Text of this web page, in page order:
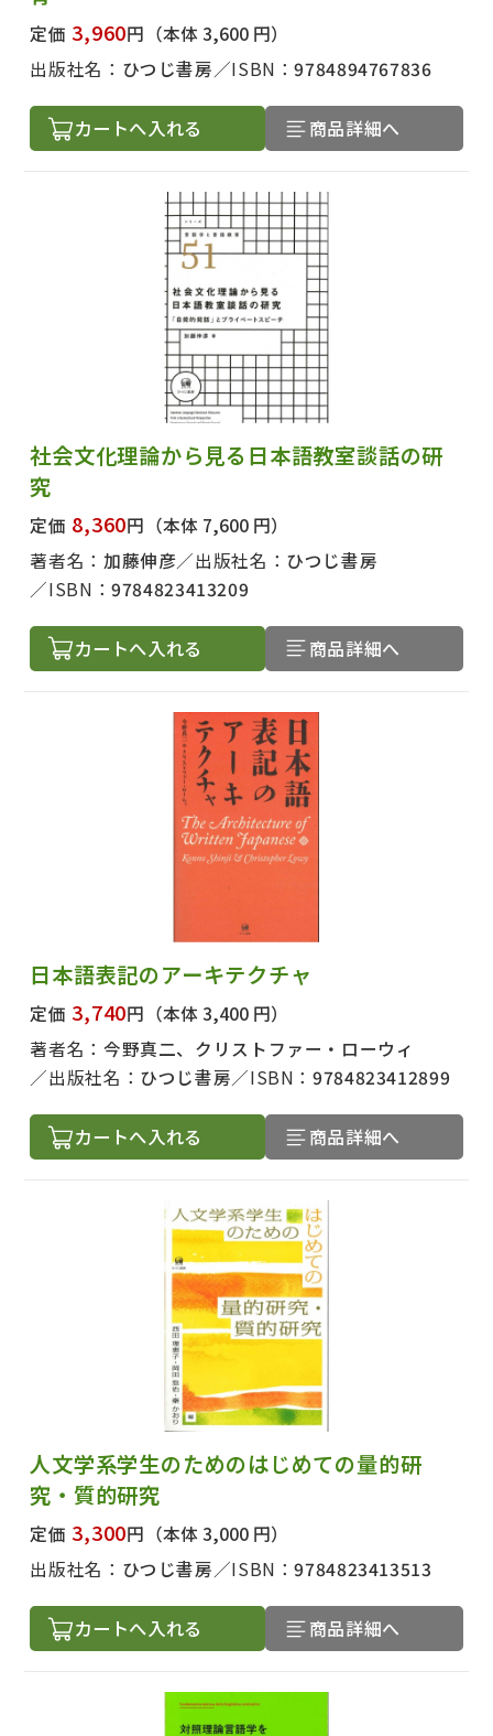
定価 3,960円 （本体 3,600 円）
出版社名： ひつじ書房 ISBN：9784894767836
カートへ入れる 商品詳細へ
社会文化理論から見る日本語教室談話の研
究
定価 8,360円 （本体 7,600 円）
著者名： 加藤伸彦 出版社名： ひつじ書房
ISBN：9784823413209
カートへ入れる 商品詳細へ
日本語表記のアーキテクチャ
定価 3,740円 （本体 3,400 円）
著者名： 今野真二、クリストファー・ローウィ
出版社名： ひつじ書房 ISBN：9784823412899
カートへ入れる 商品詳細へ
人文学系学生のためのはじめての量的研
究・質的研究
定価 3,300円 （本体 3,000 円）
出版社名： ひつじ書房 ISBN：9784823413513
カートへ入れる 商品詳細へ